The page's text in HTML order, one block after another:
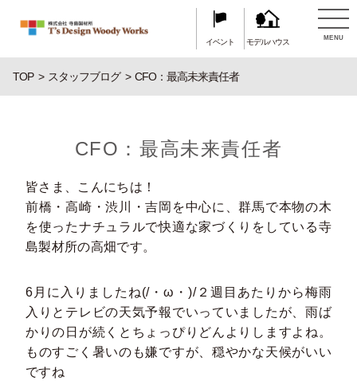
イベント モデルハウス MENU
TOP スタッフブログ CFO：最高未来責任者
CFO：最高未来責任者
皆さま、こんにちは！
前橋・高崎・渋川・吉岡を中心に、群馬で本物の木
を使ったナチュラルで快適な家づくりをしている寺
島製材所の高畑です。
6月に入りましたね(/・ω・)/２週目あたりから梅雨
入りとテレビの天気予報でいっていましたが、雨ば
かりの日が続くとちょっぴりどんよりしますよね。
ものすごく暑いのも嫌ですが、穏やかな天候がいい
ですね